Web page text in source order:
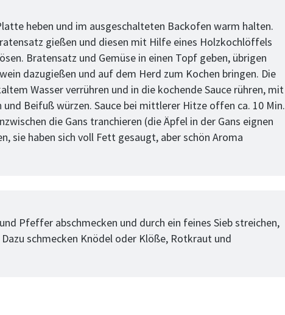
heben und im ausgeschalteten Backofen warm halten.
gießen und diesen mit Hilfe eines Holzkochlöffels
Bratensatz und Gemüse in einen Topf geben, übrigen
dazugießen und auf dem Herd zum Kochen bringen. Die
Wasser verrühren und in die kochende Sauce rühren, mit
Beifuß würzen. Sauce bei mittlerer Hitze offen ca. 10 Min.
die Gans tranchieren (die Äpfel in der Gans eignen
sie haben sich voll Fett gesaugt, aber schön Aroma
Pfeffer abschmecken und durch ein feines Sieb streichen,
Dazu schmecken Knödel oder Klöße, Rotkraut und